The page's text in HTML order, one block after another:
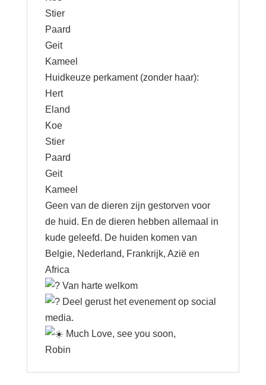
Stier
Paard
Geit
Kameel
Huidkeuze perkament (zonder haar):
Hert
Eland
Koe
Stier
Paard
Geit
Kameel
Geen van de dieren zijn gestorven voor
de huid. En de dieren hebben allemaal in
kude geleefd. De huiden komen van
Belgie, Nederland, Frankrijk, Azië en
Africa
Van harte welkom
Deel gerust het evenement op social
media.
Much Love, see you soon,
Robin